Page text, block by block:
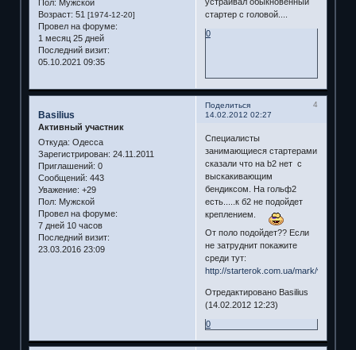
Пол: Мужской
Возраст: 51 [1974-12-20]
Провел на форуме:
1 месяц 25 дней
Последний визит:
05.10.2021 09:35
стартер с головой....
0
Поделиться
4
14.02.2012 02:27
Basilius
Активный участник
Откуда: Одесса
Зарегистрирован: 24.11.2011
Приглашений: 0
Сообщений: 443
Уважение: +29
Пол: Мужской
Провел на форуме:
7 дней 10 часов
Последний визит:
23.03.2016 23:09
Специалисты
занимающиеся стартерами
сказали что на b2 нет с
выскакивающим
бендиксом. На гольф2
есть.....к б2 не подойдет
креплением.
От поло подойдет?? Если
не затруднит покажите
среди тут:
http://starterok.com.ua/mark/
Отредактировано Basilius
(14.02.2012 12:23)
0